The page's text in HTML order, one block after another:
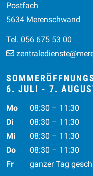
Postfach
5634 Merenschwand
Tel. 056 675 53 00
6. JULI - 7.
Wochentag Vormittag
Mo 08:30 – 11:30
Di
08:30 – 11:30
Mi
08:30 – 11:30
Do
08:30 – 11:30
Fr
ganzer Tag